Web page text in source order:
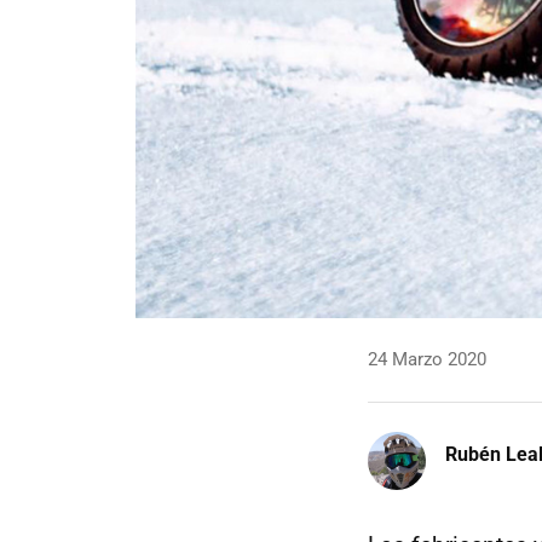
24 Marzo 2020
Rubén Leal